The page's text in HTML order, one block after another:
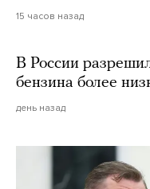
15 часов назад
В России
бензина более
день назад